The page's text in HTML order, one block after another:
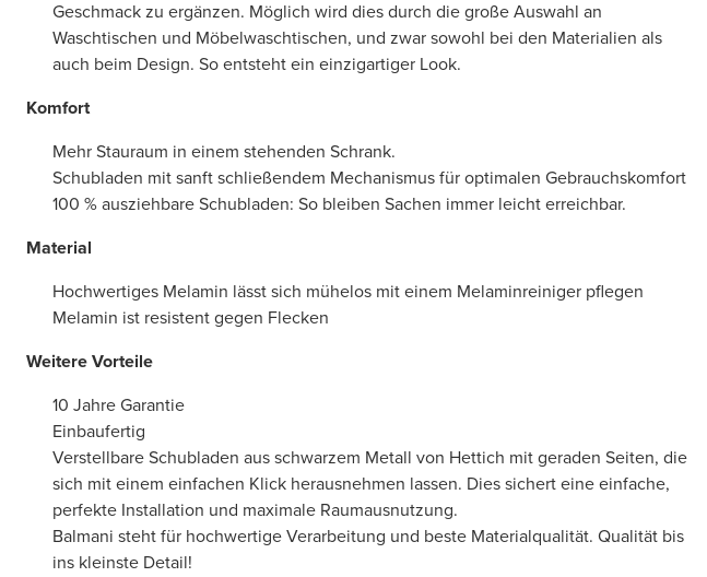
Geschmack zu ergänzen. Möglich wird dies durch die große Auswahl an
Waschtischen und Möbelwaschtischen, und zwar sowohl bei den Materialien als
auch beim Design. So entsteht ein einzigartiger Look.
Komfort
Mehr Stauraum in einem stehenden Schrank.
Schubladen mit sanft schließendem Mechanismus für optimalen Gebrauchskomfort
100 % ausziehbare Schubladen: So bleiben Sachen immer leicht erreichbar.
Material
Hochwertiges Melamin lässt sich mühelos mit einem Melaminreiniger pflegen
Melamin ist resistent gegen Flecken
Weitere Vorteile
10 Jahre Garantie
Einbaufertig
Verstellbare Schubladen aus schwarzem Metall von Hettich mit geraden Seiten, die
sich mit einem einfachen Klick herausnehmen lassen. Dies sichert eine einfache,
perfekte Installation und maximale Raumausnutzung.
Balmani steht für hochwertige Verarbeitung und beste Materialqualität. Qualität bis
ins kleinste Detail!